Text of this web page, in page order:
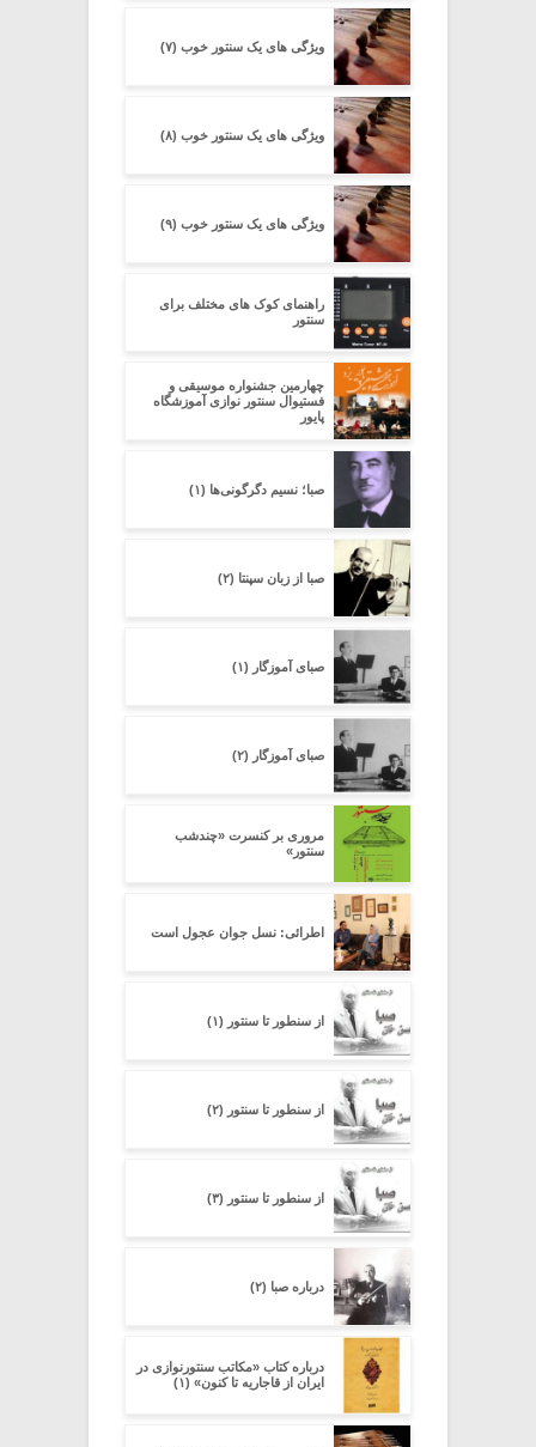
ویژگی های یک سنتور خوب (۷)
ویژگی های یک سنتور خوب (۸)
ویژگی های یک سنتور خوب (۹)
راهنمای کوک های مختلف برای
سنتور
چهارمین جشنواره موسیقی و
فستیوال سنتور نوازی آموزشگاه
پایور
صبا؛ نسیم دگرگونی‌ها (۱)
صبا از زبان سپنتا (۲)
صبای آموزگار (۱)
صبای آموزگار (۲)
مروری بر کنسرت «چند‌شب
سنتور»
اطرائی: نسل جوان عجول است
از سنطور تا سنتور (۱)
از سنطور تا سنتور (۲)
از سنطور تا سنتور (۳)
درباره صبا (۲)
درباره کتاب «مکاتب سنتورنوازی در
ایران از قاجاریه تا کنون» (۱)